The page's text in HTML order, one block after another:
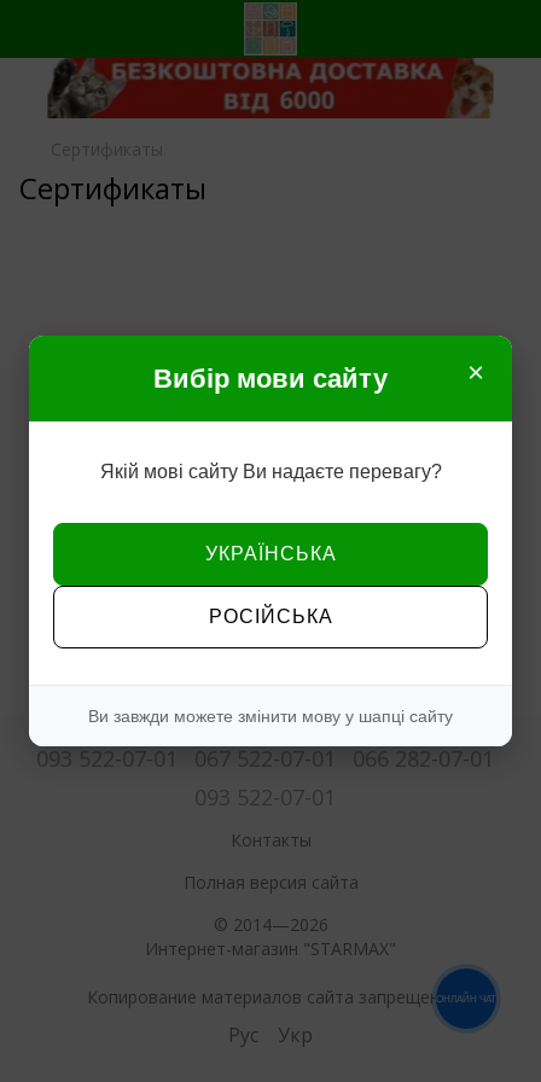
Сертификаты
Сертификаты
093 522-07-01 067 522-07-01
066 282-07-01
093 522-07-01
Контакты
Полная версия сайта
© 2014—2026
Интернет-магазин "STARMAX"
Копирование материалов сайта запрещено.
Рус Укр
ОНЛАЙН ЧАТ
Вибір мови сайту ×
Якій мові сайту Ви надаєте перевагу?
УКРАЇНСЬКА
РОСІЙСЬКА
Ви завжди можете змінити мову у шапці сайту